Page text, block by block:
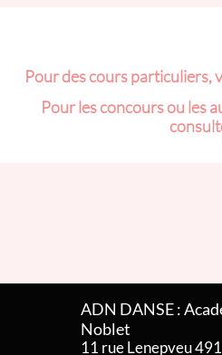
Pour des cours particuliers,
Pour les concours ou les
ADN DANSE :
Noblet ​​
11 rue Lenepveu